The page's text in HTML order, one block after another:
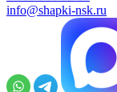
info@shapki-nsk.ru